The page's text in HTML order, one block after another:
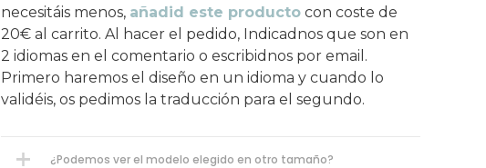
necesitáis menos, añadid este productocon coste de
20€ al carrito. Al hacer el pedido, Indicadnos que son en
2 idiomas en el comentario o escribidnos por email.
Primero haremos el diseño en un idioma y cuando lo
validéis, os pedimos la traducción para el segundo.
¿Podemos ver el modelo elegido en otro tamaño?